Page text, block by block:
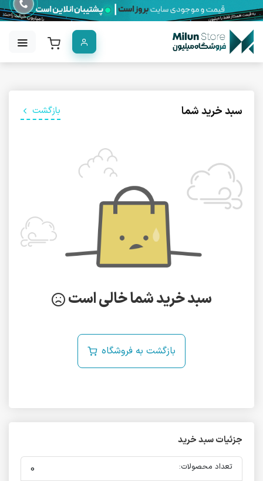
سبد خرید شما بازگشت
سبد خرید شما خالی است
بازگشت به فروشگاه
جزئیات سبد خرید
تعداد محصولات: 0